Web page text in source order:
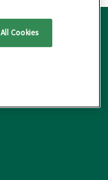
Cookies